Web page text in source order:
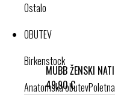
MUBB ŽENSKI
49,90 €
Ostalo
OBUTEV
Birkenstock
Anatomska obutev